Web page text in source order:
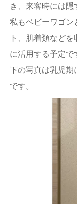
き、来客時には隠
私もベビーワゴン
ト、肌着類など
に活用する予定で
下の写真は乳児期
です。